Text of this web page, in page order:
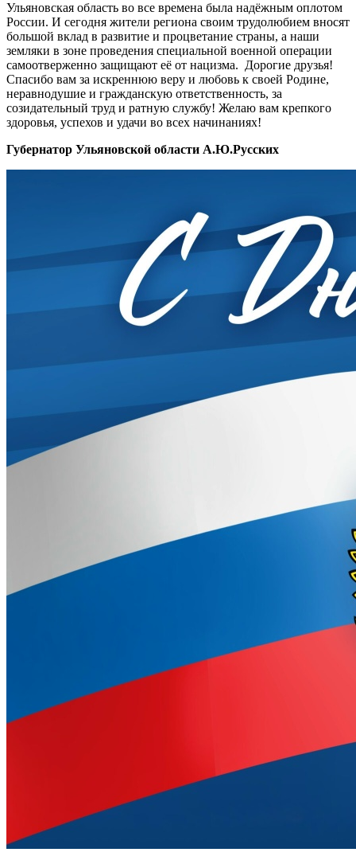
Ульяновская область во все времена была надёжным оплотом
России. И сегодня жители региона своим трудолюбием вносят
большой вклад в развитие и процветание страны, а наши
земляки в зоне проведения специальной военной операции
самоотверженно защищают её от нацизма. Дорогие друзья!
Спасибо вам за искреннюю веру и любовь к своей Родине,
неравнодушие и гражданскую ответственность, за
созидательный труд и ратную службу! Желаю вам крепкого
здоровья, успехов и удачи во всех начинаниях!
Губернатор Ульяновской области А.Ю.Русских